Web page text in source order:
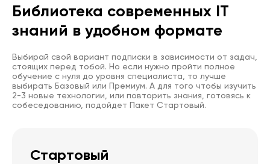
Библиотека современных IT
знаний в удобном формате
Выбирай свой вариант подписки в зависимости от задач,
стоящих перед тобой. Но если нужно пройти полное
обучение с нуля до уровня специалиста, то лучше
выбирать Базовый или Премиум. А для того чтобы изучить
2-3 новые технологии, или повторить знания, готовясь к
собеседованию, подойдет Пакет Стартовый.
Стартовый